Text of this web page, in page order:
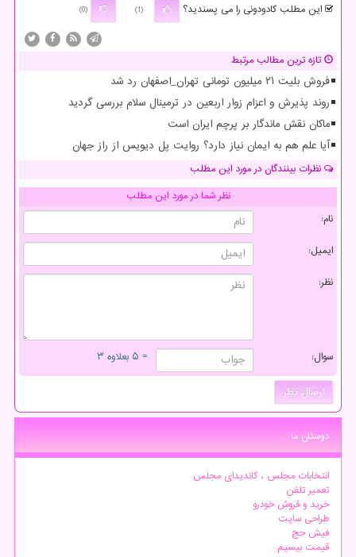
این مطلب کادودونی را می پسندید؟
(1)
(0)
تازه ترین مطالب مرتبط
فروش بلیت ۲۱ میلیون تومانی تهران_اصفهان رد شد
روند پذیرش و اعزام زوار اربعین در ترمینال سلام بررسی گردید
ماکان نقش ماندگار بر پرچم ایران است
آیا علم هم به ایمان نیاز دارد؟ روایت پل دیویس از راز جهان
نظرات بینندگان در مورد این مطلب
نظر شما در مورد این مطلب
نام:
ایمیل:
نظر:
سوال: = ۵ بعلاوه ۳
دوستان ما
انتخابات مجلس ، کاندیدای مجلس
تعمیر تلفن
خرید و فروش خودرو
طراحی سایت
فیش حج
قیمت بیسیم